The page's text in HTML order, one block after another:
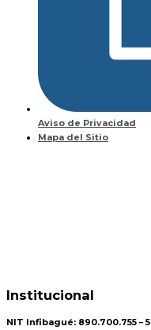
Aviso de Privacidad
Mapa del Sitio
Institucional
NIT Infibagué: 890.700.755 – 5